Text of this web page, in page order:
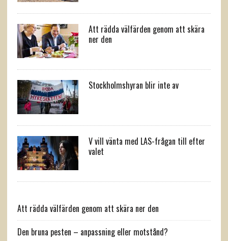
Att rädda välfärden genom att skära
ner den
Stockholmshyran blir inte av
V vill vänta med LAS-frågan till efter
valet
Att rädda välfärden genom att skära ner den
Den bruna pesten – anpassning eller motstånd?